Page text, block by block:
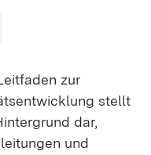
zur
stellt
dar,
und